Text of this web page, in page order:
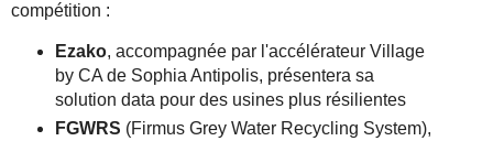
compétition :
Ezako, accompagnée par l'accélérateur Village
by CA de Sophia Antipolis, présentera sa
solution data pour des usines plus résilientes
FGWRS (Firmus Grey Water Recycling System),